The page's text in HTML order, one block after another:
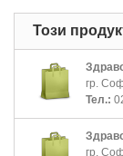
Този
гр.
Тел.:
гр.